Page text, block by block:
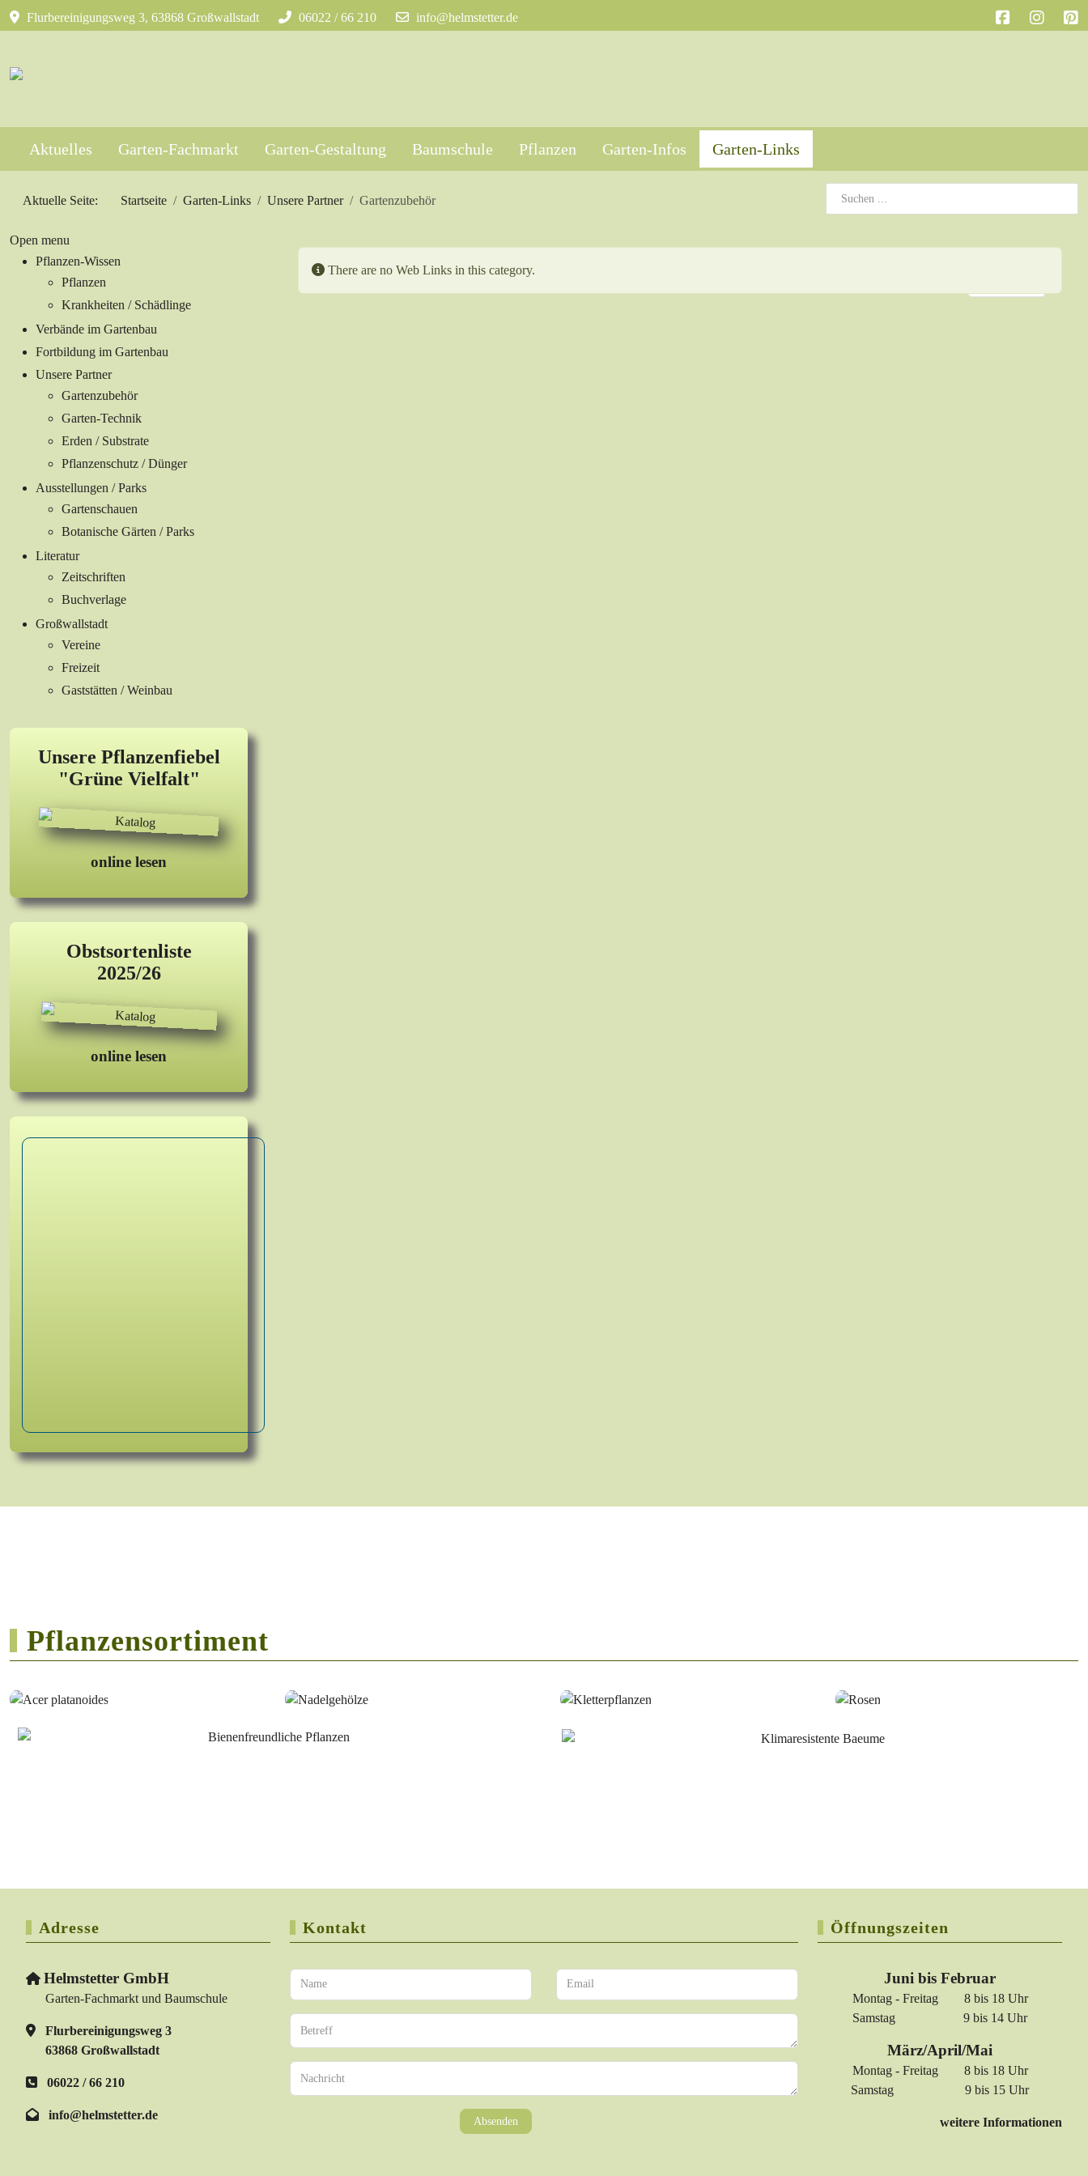
Flurbereinigungsweg 3, 63868 Großwallstadt 06022 / 66 210 info@helmstetter.de
Aktuelles Garten-Fachmarkt Garten-Gestaltung Baumschule Pflanzen Garten-Infos Garten-Links
Aktuelle Seite: Startseite Garten-Links Unsere Partner Gartenzubehör
Open menu
Pflanzen-Wissen
Pflanzen
Krankheiten / Schädlinge
Verbände im Gartenbau
Fortbildung im Gartenbau
Unsere Partner
Gartenzubehör
Garten-Technik
Erden / Substrate
Pflanzenschutz / Dünger
Ausstellungen / Parks
Gartenschauen
Botanische Gärten / Parks
Literatur
Zeitschriften
Buchverlage
Großwallstadt
Vereine
Freizeit
Gaststätten / Weinbau
Unsere Pflanzenfiebel
"Grüne Vielfalt"
online lesen
Obstsortenliste
2025/26
online lesen
Information
There are no Web Links in this category.
Pflanzensortiment
Adresse
Helmstetter GmbH
Garten-Fachmarkt und Baumschule
Flurbereinigungsweg 3
63868 Großwallstadt
06022 / 66 210
info@helmstetter.de
Kontakt
Absenden
Öffnungszeiten
Juni bis Februar
Montag - Freitag 8 bis 18 Uhr
Samstag 9 bis 14 Uhr
März/April/Mai
Montag - Freitag 8 bis 18 Uhr
Samstag 9 bis 15 Uhr
weitere Informationen